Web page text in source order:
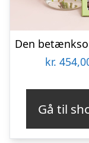
kr.
Gå til